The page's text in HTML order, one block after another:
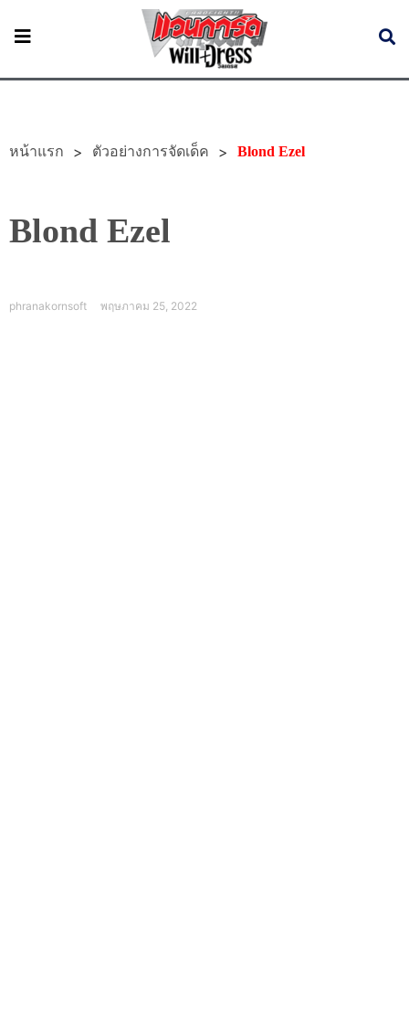
หน้าแรก > ตัวอย่างการจัดเด็ค > Blond Ezel
Blond Ezel
phranakornsoft พฤษภาคม 25, 2022